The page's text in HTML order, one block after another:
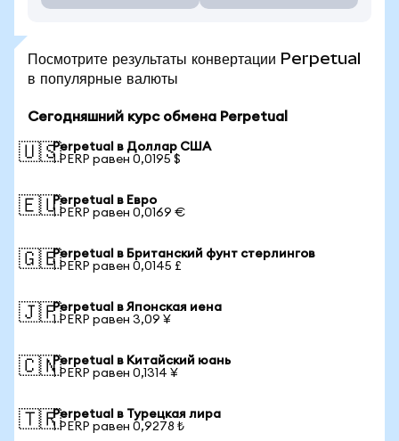
Посмотрите результаты конвертации Perpetual
в популярные валюты
Сегодняшний курс обмена Perpetual
🇺🇸Perpetual в Доллар США
1 PERP равен 0,0195 $
🇪🇺Perpetual в Евро
1 PERP равен 0,0169 €
🇬🇧Perpetual в Британский фунт стерлингов
1 PERP равен 0,0145 £
🇯🇵Perpetual в Японская иена
1 PERP равен 3,09 ¥
🇨🇳Perpetual в Китайский юань
1 PERP равен 0,1314 ¥
🇹🇷Perpetual в Турецкая лира
1 PERP равен 0,9278 ₺